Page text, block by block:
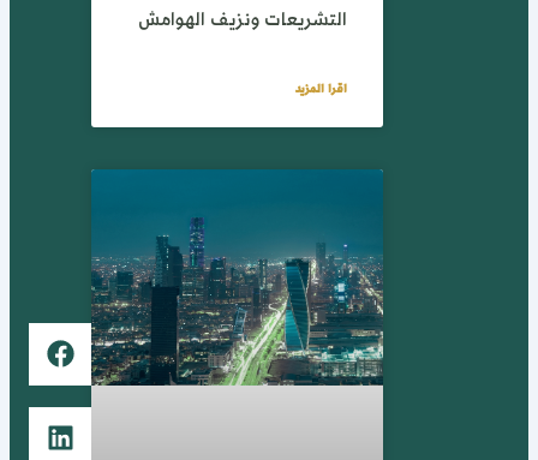
التشريعات ونزيف الهوامش
اقرا المزيد